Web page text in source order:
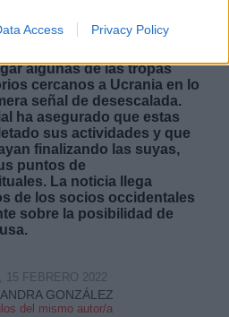
Access Privacy Policy
algunas de las tropas
cercanos a Ucrania en lo
señal de desescalada.
ha asegurado que estas
sus actividades y que
finalizando las suyas,
puntos de
La noticia llega
de los socios occidentales
sobre la posibilidad de
GONZÁLEZ
del mismo autor/a
15 FEBRERO 2022